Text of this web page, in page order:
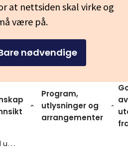
at nettsiden skal virke og
være på.
nødvendige
Program,
utlysninger og
arrangementer
av
Vurdere kandidat med utenlandsk utdanning